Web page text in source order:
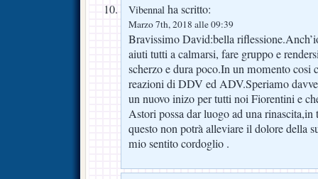
Vibennal ha scritto:
Marzo 7th, 2018 alle 09:39
Bravissimo David:bella
aiuti tutti a calmarsi, fare gruppo e
scherzo e dura poco.In un momento cosi
reazioni di DDV ed ADV.Speriamo
un nuovo inizo per tutti noi Fiorentini e
Astori possa dar luogo ad una
questo non potrà alleviare il dolore della
mio sentito cordoglio .